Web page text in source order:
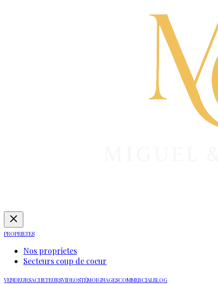
PROPRIETES
Nos proprietes
Secteurs coup de coeur
VENDEURSACHETEURSVIDEOSTÉMOIGNAGESCOMMERCIALBLOG